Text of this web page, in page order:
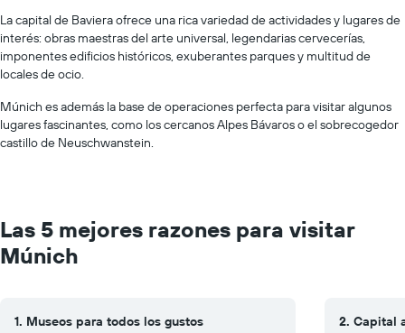
La capital de Baviera ofrece una rica variedad de actividades y lugares de
interés: obras maestras del arte universal, legendarias cervecerías,
imponentes edificios históricos, exuberantes parques y multitud de
locales de ocio.
Múnich es además la base de operaciones perfecta para visitar algunos
lugares fascinantes, como los cercanos Alpes Bávaros o el sobrecogedor
castillo de Neuschwanstein.
Las 5 mejores razones para visitar
Múnich
1. Museos para todos los gustos
2. Capital